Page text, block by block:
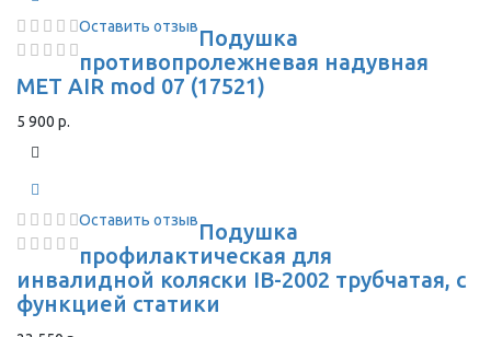
Оставить отзывПодушка
противопролежневая надувная
MET AIR mod 07 (17521)
5 900 р.
Оставить отзывПодушка
профилактическая для
инвалидной коляски IB-2002 трубчатая, с
функцией статики